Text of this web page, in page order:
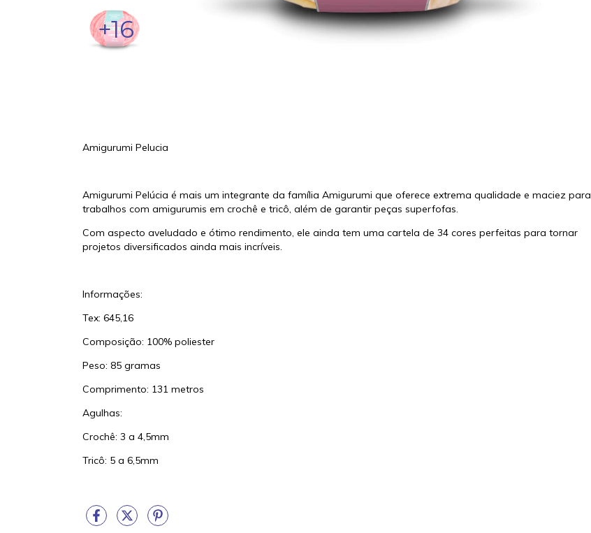
+16
Amigurumi Pelucia
Amigurumi Pelúcia é mais um integrante da família Amigurumi que oferece extrema qualidade e maciez para
trabalhos com amigurumis em crochê e tricô, além de garantir peças superfofas.
Com aspecto aveludado e ótimo rendimento, ele ainda tem uma cartela de 34 cores perfeitas para tornar
projetos diversificados ainda mais incríveis.
Informações:
Tex: 645,16
Composição: 100% poliester
Peso: 85 gramas
Comprimento: 131 metros
Agulhas:
Crochê: 3 a 4,5mm
Tricô: 5 a 6,5mm